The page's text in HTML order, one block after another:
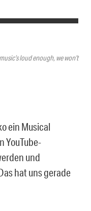
loud enough, we won’t
ein Musical
YouTube-
und
hat uns gerade